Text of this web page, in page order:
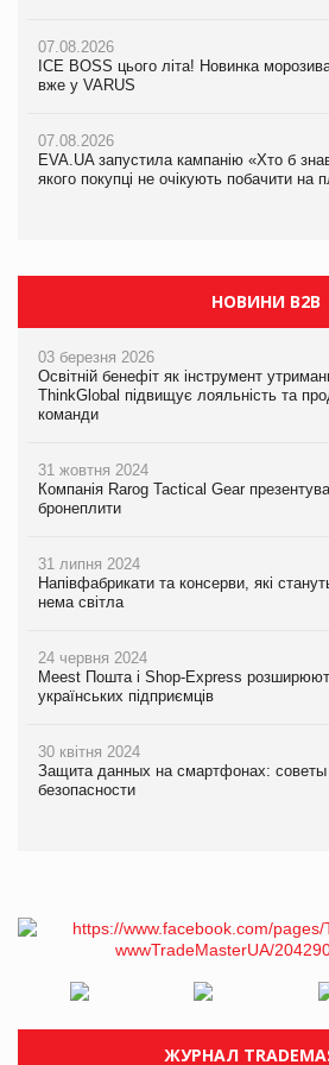
07.08.2026
ICE BOSS цього літа! Новинка
вже у VARUS
07.08.2026
EVA.UA запустила кампанію «Хто б
якого покупці не очікують побачити на
06.08.2026
Смачна новинка для хвостатих: у
05.08.2026
Мережа супермаркетів VARUS купує
Продажі Hugo Boss впали на 9%
НОВИНИ B2B
03 березня 2026
Освітній бенефіт як інструмент
ThinkGlobal підвищує лояльність та
команди
31 жовтня 2024
Компанія Rarog Tactical Gear
бронеплити
31 липня 2024
Напівфабрикати та консерви, які
нема світла
24 червня 2024
Meest Пошта і Shop-Express
українських підприємців
30 квітня 2024
Защита данных на смартфонах:
безопасности
ЖУРНАЛ